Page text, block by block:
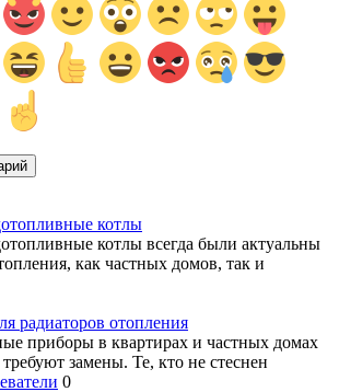
котлы
котлы всегда были актуальны
как частных домов, так и
радиаторов отопления
приборы в квартирах и частных домах
замены. Те, кто не стеснен
0